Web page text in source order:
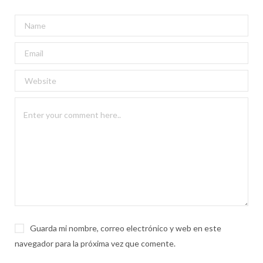
Guarda mi nombre, correo electrónico y web en este
navegador para la próxima vez que comente.